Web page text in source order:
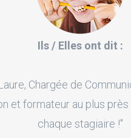
Ils / Elles ont dit :
Chargée de
et formateur au plus
chaque stagiaire !"